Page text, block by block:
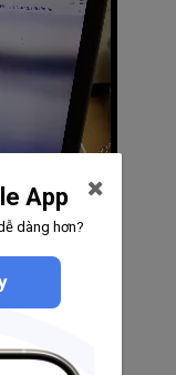
App
dàng hơn?